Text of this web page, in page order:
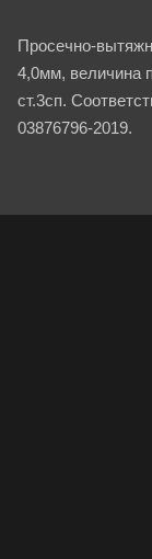
Просечно-
4,0мм, величина
ст.3сп.
03876796-2019.